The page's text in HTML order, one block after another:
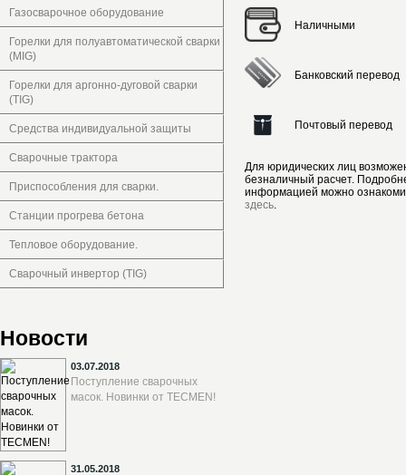
Газосварочное оборудование
Горелки для полуавтоматической сварки
(MIG)
Горелки для аргонно-дуговой сварки
(TIG)
Средства индивидуальной защиты
Сварочные трактора
Приспособления для сварки.
Станции прогрева бетона
Тепловое оборудование.
Сварочный инвертор (TIG)
Новости
03.07.2018
Поступление сварочных
масок. Новинки от TECMEN!
31.05.2018
Наличными
Банковский перевод
Почтовый перевод
Для юридических лиц
безналичный расчет.
информацией можно
здесь.